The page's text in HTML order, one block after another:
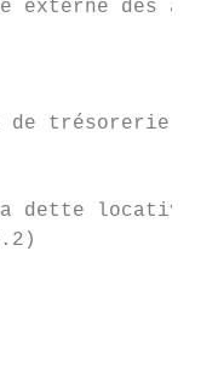
externe des
de
locative